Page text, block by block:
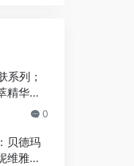
系列；
精华
能香氛 0
贝德玛
维雅战